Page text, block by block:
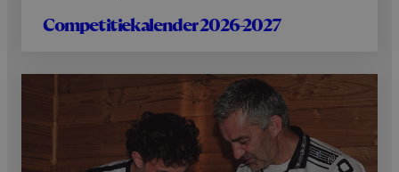
Competitiekalender 2026-2027